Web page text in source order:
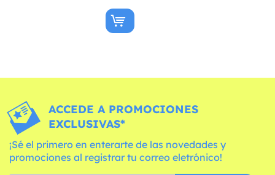
ACCEDE A PROMOCIONES
EXCLUSIVAS*
¡Sé el primero en enterarte de las novedades y
promociones al registrar tu correo eletrónico!